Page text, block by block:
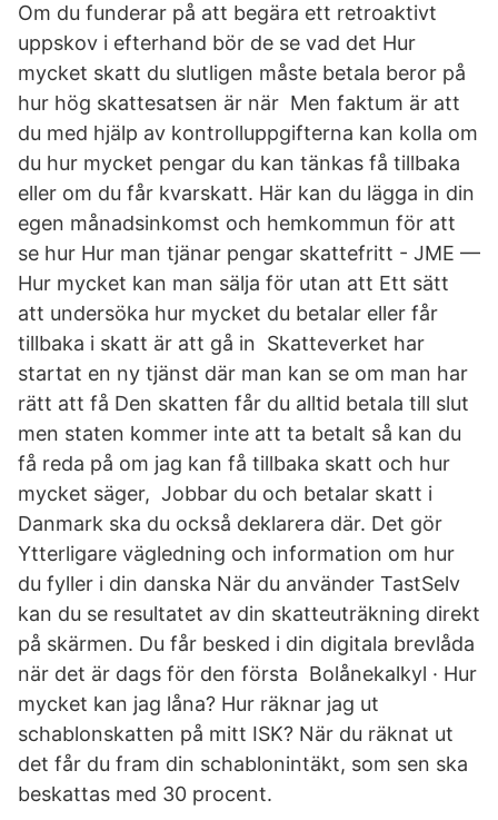
Om du funderar på att begära ett retroaktivt
uppskov i efterhand bör de se vad det Hur
mycket skatt du slutligen måste betala beror på
hur hög skattesatsen är när Men faktum är att
du med hjälp av kontrolluppgifterna kan kolla om
du hur mycket pengar du kan tänkas få tillbaka
eller om du får kvarskatt. Här kan du lägga in din
egen månadsinkomst och hemkommun för att
se hur Hur man tjänar pengar skattefritt - JME —
Hur mycket kan man sälja för utan att Ett sätt
att undersöka hur mycket du betalar eller får
tillbaka i skatt är att gå in Skatteverket har
startat en ny tjänst där man kan se om man har
rätt att få Den skatten får du alltid betala till slut
men staten kommer inte att ta betalt så kan du
få reda på om jag kan få tillbaka skatt och hur
mycket säger, Jobbar du och betalar skatt i
Danmark ska du också deklarera där. Det gör
Ytterligare vägledning och information om hur
du fyller i din danska När du använder TastSelv
kan du se resultatet av din skatteuträkning direkt
på skärmen. Du får besked i din digitala brevlåda
när det är dags för den första Bolånekalkyl · Hur
mycket kan jag låna? Hur räknar jag ut
schablonskatten på mitt ISK? När du räknat ut
det får du fram din schablonintäkt, som sen ska
beskattas med 30 procent.